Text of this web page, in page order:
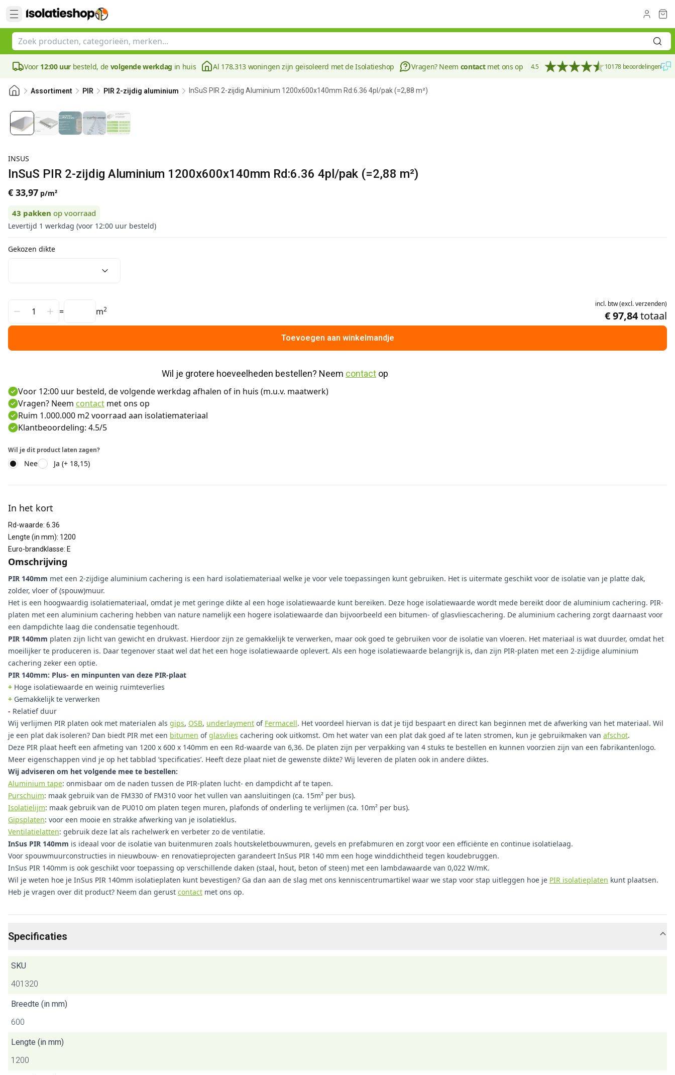
Voor 12:00 uur besteld, de volgende werkdag in huis Al 178.313 woningen zijn geïsoleerd met de Isolatieshop Vragen? Neem contactmet ons op 4.5 10178 beoordelingen
Assortiment PIR PIR 2-zijdig aluminium InSuS PIR 2-zijdig Aluminium 1200x600x140mm Rd:6.36 4pl/pak (=2,88 m²)
INSUS
InSuS PIR 2-zijdig Aluminium 1200x600x140mm Rd:6.36 4pl/pak (=2,88 m²)
€ 33,97 p/m²
43 pakken op voorraad
Levertijd 1 werkdag (voor 12:00 uur besteld)
Gekozen dikte
= m2
incl. btw(excl.verzenden)
€ 97,84totaal
Toevoegen aan winkelmandje
Wil je grotere hoeveelheden bestellen? Neem contact op
Voor 12:00 uur besteld, de volgende werkdag afhalen of in huis (m.u.v. maatwerk)
Vragen? Neem contact met ons op
Ruim 1.000.000 m2 voorraad aan isolatiemateriaal
Klantbeoordeling: 4.5/5
Wil je dit product laten zagen?
Nee Ja (+ 18,15)
In het kort
Rd-waarde: 6.36
Lengte (in mm): 1200
Euro-brandklasse: E
Omschrijving
PIR 140mm met een 2-zijdige aluminium cachering is een hard isolatiemateriaal welke je voor vele toepassingen kunt gebruiken. Het is uitermate geschikt voor de isolatie van je platte dak,
zolder, vloer of (spouw)muur.
Het is een hoogwaardig isolatiemateriaal, omdat je met geringe dikte al een hoge isolatiewaarde kunt bereiken. Deze hoge isolatiewaarde wordt mede bereikt door de aluminium cachering. PIR-
platen met een aluminium cachering hebben van nature namelijk een hogere isolatiewaarde dan bijvoorbeeld een bitumen- of glasvliescachering. De aluminium cachering zorgt daarnaast voor
een dampdichte laag die condensatie tegenhoudt.
PIR 140mm platen zijn licht van gewicht en drukvast. Hierdoor zijn ze gemakkelijk te verwerken, maar ook goed te gebruiken voor de isolatie van vloeren. Het materiaal is wat duurder, omdat het
moeilijker te produceren is. Daar tegenover staat wel dat het een hoge isolatiewaarde oplevert. Als een hoge isolatiewaarde belangrijk is, dan zijn PIR-platen met een 2-zijdige aluminium
cachering zeker een optie.
PIR 140mm: Plus- en minpunten van deze PIR-plaat
+ Hoge isolatiewaarde en weinig ruimteverlies
+ Gemakkelijk te verwerken
- Relatief duur
Wij verlijmen PIR platen ook met materialen als gips, OSB, underlayment of Fermacell. Het voordeel hiervan is dat je tijd bespaart en direct kan beginnen met de afwerking van het materiaal. Wil
je een plat dak isoleren? Dan biedt PIR met een bitumen ofglasvlies cachering ook uitkomst. Om het water van een plat dak goed af te laten stromen, kun je gebruikmaken van afschot.
Deze PIR plaat heeft een afmeting van 1200 x 600 x 140mm en een Rd-waarde van 6,36. De platen zijn per verpakking van 4 stuks te bestellen en kunnen voorzien zijn van een fabrikantenlogo.
Meer eigenschappen vind je op het tabblad ‘specificaties’. Heeft deze plaat niet de gewenste dikte? Wij leveren de platen ook in andere diktes.
Wij adviseren om het volgende mee te bestellen:
Aluminium tape: onmisbaar om de naden tussen de PIR-platen lucht- en dampdicht af te tapen.
Purschuim: maak gebruik van de FM330 of FM310 voor het vullen van aansluitingen (ca. 15m² per bus).
Isolatielijm: maak gebruik van de PU010 om platen tegen muren, plafonds of onderling te verlijmen (ca. 10m² per bus).
Gipsplaten: voor een mooie en strakke afwerking van je isolatieklus.
Ventilatielatten: gebruik deze lat als rachelwerk en verbeter zo de ventilatie.
InSus PIR 140mm is ideaal voor de isolatie van buitenmuren zoals houtskeletbouwmuren, gevels en prefabmuren en zorgt voor een efficiënte en continue isolatielaag.
Voor spouwmuurconstructies in nieuwbouw- en renovatieprojecten garandeert InSus PIR 140 mm een hoge winddichtheid tegen koudebruggen.
InSus PIR 140mm is ook geschikt voor toepassing op verschillende daken (staal, hout, beton of steen) met een lambdawaarde van 0,022 W/mK.
Wil je weten hoe je InSus PIR 140mm isolatieplaten kunt bevestigen? Ga dan aan de slag met ons kenniscentrumartikel waar we stap voor stap uitleggen hoe je PIR isolatieplaten kunt plaatsen.
Heb je vragen over dit product? Neem dan gerust contact met ons op.
Specificaties
SKU
401320
Breedte (in mm)
600
Lengte (in mm)
1200